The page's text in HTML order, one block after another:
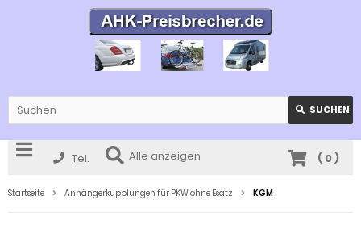
SUCHEN
Tel. Alle anzeigen ( 0)
Startseite Anhängerkupplungen für PKW ohne Esatz KGM